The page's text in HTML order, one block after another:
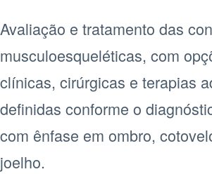
Avaliação e tratamento das
musculoesqueléticas, com
clínicas, cirúrgicas e terapias
definidas conforme o
com ênfase em ombro,
joelho.